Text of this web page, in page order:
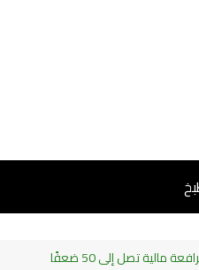
مالية تصل إلى 50 ضعفًا